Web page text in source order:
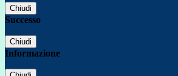
Chiudi
Successo
Chiudi
Informazione